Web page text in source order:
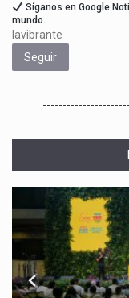
Síganos en Google
mundo.
lavibrante
Seguir